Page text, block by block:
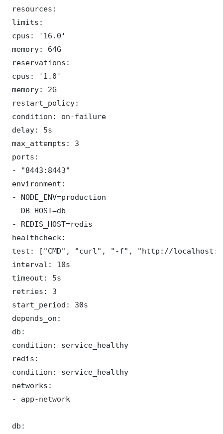
resources:
limits:
cpus: '16.0'
memory: 64G
reservations:
cpus: '1.0'
memory: 2G
restart_policy:
condition: on-failure
delay: 5s
max_attempts: 3
ports:
- "8443:8443"
environment:
- NODE_ENV=production
- DB_HOST=db
- REDIS_HOST=redis
healthcheck:
test: ["CMD", "curl", "-f", "http://
interval: 10s
timeout: 5s
retries: 3
start_period: 30s
depends_on:
db:
condition: service_healthy
redis:
condition: service_healthy
networks:
- app-network
db: